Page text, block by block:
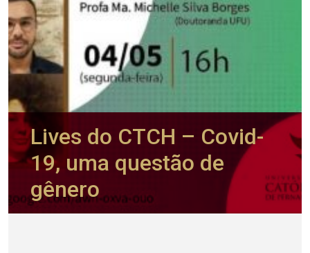
Lives do CTCH – Covid-
19, uma questão de
gênero